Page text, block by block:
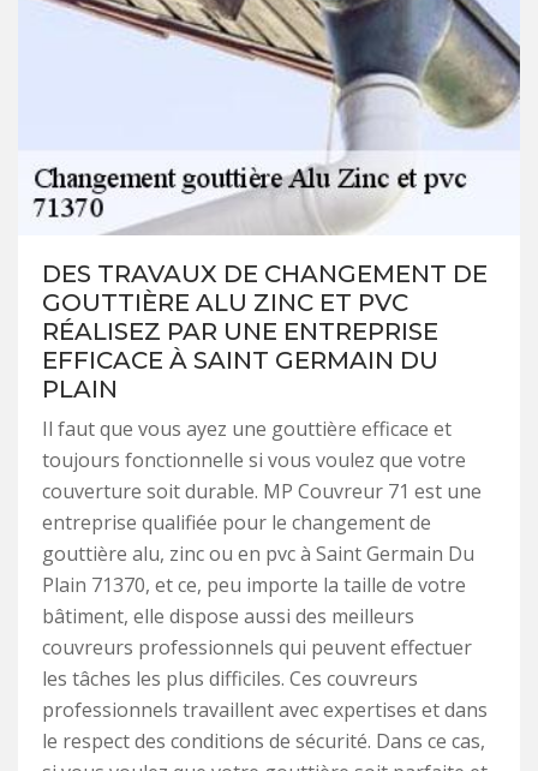
DES TRAVAUX DE CHANGEMENT DE
GOUTTIÈRE ALU ZINC ET PVC
RÉALISEZ PAR UNE ENTREPRISE
EFFICACE À SAINT GERMAIN DU
PLAIN
Il faut que vous ayez une gouttière efficace et
toujours fonctionnelle si vous voulez que votre
couverture soit durable. MP Couvreur 71 est une
entreprise qualifiée pour le changement de
gouttière alu, zinc ou en pvc à Saint Germain Du
Plain 71370, et ce, peu importe la taille de votre
bâtiment, elle dispose aussi des meilleurs
couvreurs professionnels qui peuvent effectuer
les tâches les plus difficiles. Ces couvreurs
professionnels travaillent avec expertises et dans
le respect des conditions de sécurité. Dans ce cas,